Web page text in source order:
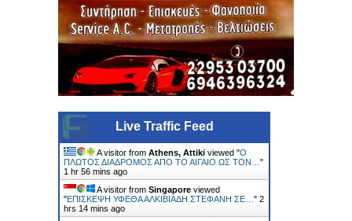
Live Traffic Feed
A visitor from Athens, Attiki viewed "Ο
ΠΛΩΤΟΣ ΔΙΑΔΡΟΜΟΣ ΑΠΟ ΤΟ ΑΙΓΑΙΟ ΩΣ ΤΟΝ… "
1 hr 56 mins ago
A visitor from Singapore viewed
"ΕΠΙΣΚΕΨΗ ΥΦΕΘΑ ΑΛΚΙΒΙΑΔΗ ΣΤΕΦΑΝΗ ΣΕ… " 2
hrs 14 mins ago